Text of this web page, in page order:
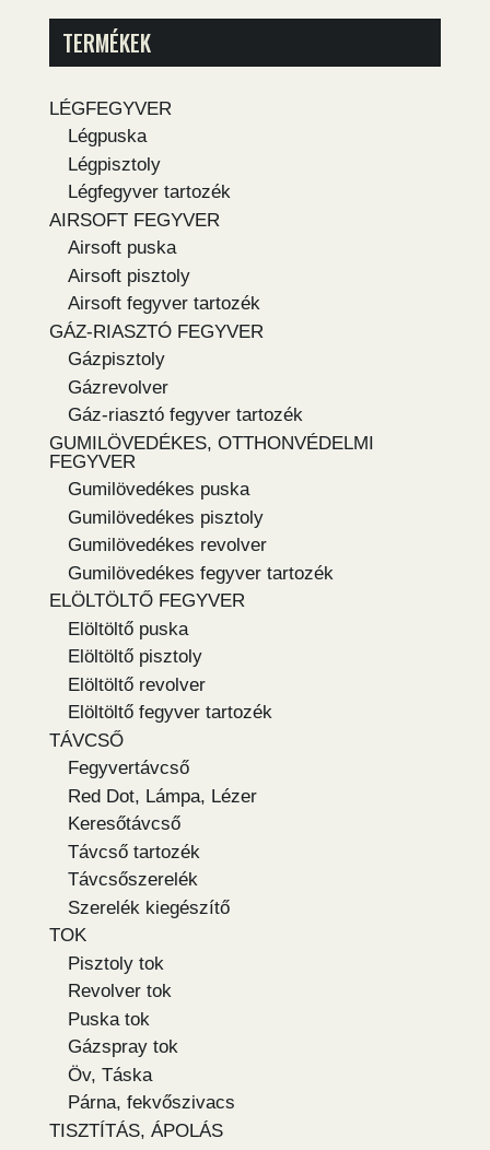
TERMÉKEK
LÉGFEGYVER
Légpuska
Légpisztoly
Légfegyver tartozék
AIRSOFT FEGYVER
Airsoft puska
Airsoft pisztoly
Airsoft fegyver tartozék
GÁZ-RIASZTÓ FEGYVER
Gázpisztoly
Gázrevolver
Gáz-riasztó fegyver tartozék
GUMILÖVEDÉKES, OTTHONVÉDELMI
FEGYVER
Gumilövedékes puska
Gumilövedékes pisztoly
Gumilövedékes revolver
Gumilövedékes fegyver tartozék
ELÖLTÖLTŐ FEGYVER
Elöltöltő puska
Elöltöltő pisztoly
Elöltöltő revolver
Elöltöltő fegyver tartozék
TÁVCSŐ
Fegyvertávcső
Red Dot, Lámpa, Lézer
Keresőtávcső
Távcső tartozék
Távcsőszerelék
Szerelék kiegészítő
TOK
Pisztoly tok
Revolver tok
Puska tok
Gázspray tok
Öv, Táska
Párna, fekvőszivacs
TISZTÍTÁS, ÁPOLÁS